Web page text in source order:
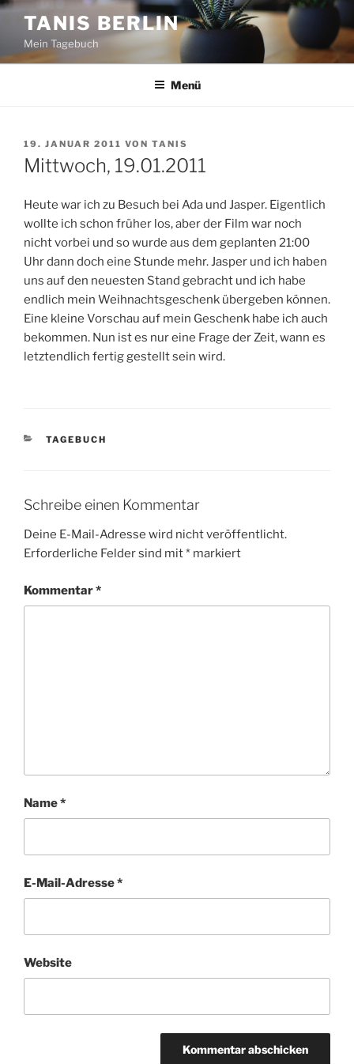
Zum
Inhalt
springen
TANIS BERLIN
Mein Tagebuch
Menü
VERÖFFENTLICHT
AM
19. JANUAR 2011 VON TANIS
Mittwoch, 19.01.2011
Heute war ich zu Besuch bei Ada und Jasper. Eigentlich
wollte ich schon früher los, aber der Film war noch
nicht vorbei und so wurde aus dem geplanten 21:00
Uhr dann doch eine Stunde mehr. Jasper und ich haben
uns auf den neuesten Stand gebracht und ich habe
endlich mein Weihnachtsgeschenk übergeben können.
Eine kleine Vorschau auf mein Geschenk habe ich auch
bekommen. Nun ist es nur eine Frage der Zeit, wann es
letztendlich fertig gestellt sein wird.
KATEGORIEN
TAGEBUCH
Schreibe einen Kommentar
Deine E-Mail-Adresse wird nicht veröffentlicht.
Erforderliche Felder sind mit* markiert
Kommentar*
Name*
E-Mail-Adresse*
Website